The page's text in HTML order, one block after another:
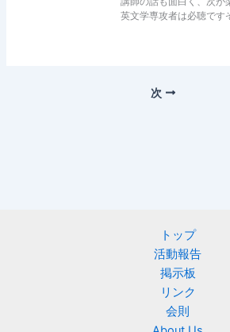
英文学専攻者は必聴です
次
トップ
活動報告
掲示板
リンク
会則